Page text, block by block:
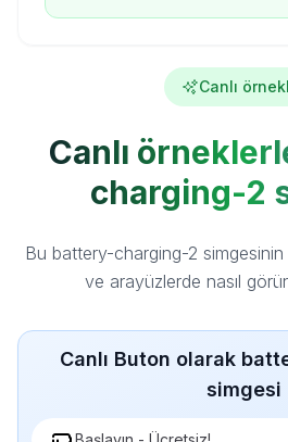
Canlı
Canlı
charging-2
Bu battery-charging-2
ve arayüzlerde nasıl
Canlı Buton olarak
simgesi